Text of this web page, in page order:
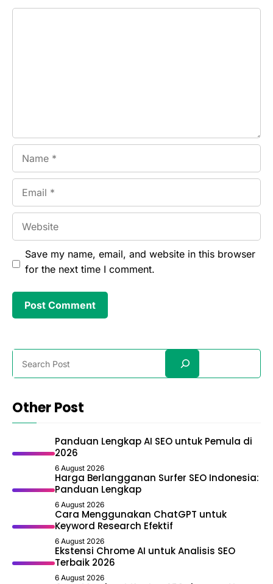
Save my name, email, and website in this browser
for the next time I comment.
Other Post
Panduan Lengkap AI SEO untuk Pemula di
2026
6 August 2026
Harga Berlangganan Surfer SEO Indonesia:
Panduan Lengkap
6 August 2026
Cara Menggunakan ChatGPT untuk
Keyword Research Efektif
6 August 2026
Ekstensi Chrome AI untuk Analisis SEO
Terbaik 2026
6 August 2026